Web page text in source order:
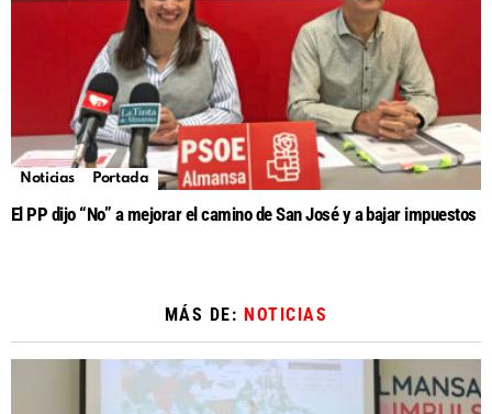
Noticias Portada
El PP dijo “No” a mejorar el camino de San José y a bajar impuestos
MÁS DE: NOTICIAS